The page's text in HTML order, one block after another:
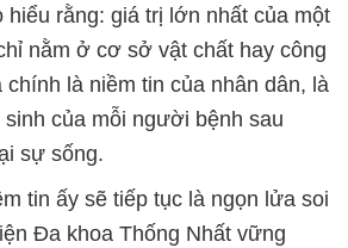
hiểu rằng: giá trị lớn nhất của một
nằm ở cơ sở vật chất hay công
chính là niềm tin của nhân dân, là
của mỗi người bệnh sau
sự sống.
tin ấy sẽ tiếp tục là ngọn lửa soi
Đa khoa Thống Nhất vững